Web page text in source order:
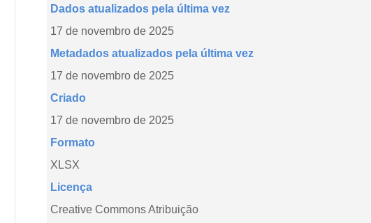
Dados atualizados pela última vez
17 de novembro de 2025
Metadados atualizados pela última vez
17 de novembro de 2025
Criado
17 de novembro de 2025
Formato
XLSX
Licença
Creative Commons Atribuição